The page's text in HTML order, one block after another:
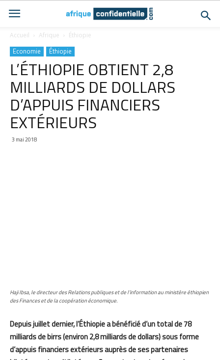
Accueil Afrique Éthiopie
Economie Éthiopie
L’ÉTHIOPIE OBTIENT 2,8
MILLIARDS DE DOLLARS
D’APPUIS FINANCIERS
EXTÉRIEURS
3 mai 2018
Haji Ibsa, le directeur des Relations publiques et de l’information au ministère éthiopien
des Finances et de la coopération économique.
Depuis juillet dernier, l’Éthiopie a bénéficié d’un total de 78
milliards de birrs (environ 2,8 milliards de dollars) sous forme
d’appuis financiers extérieurs auprès de ses partenaires